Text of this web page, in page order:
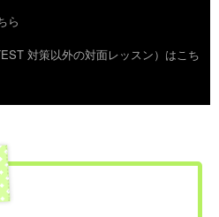
ら
対策以外の対面レッスン）はこち